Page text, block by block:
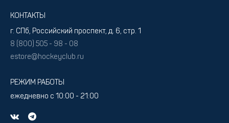
КОНТАКТЫ
г. СПб, Российский проспект, д. 6, стр. 1
8 (800) 505 - 98 - 08
estore@hockeyclub.ru
РЕЖИМ РАБОТЫ
ежедневно с 10:00 - 21:00